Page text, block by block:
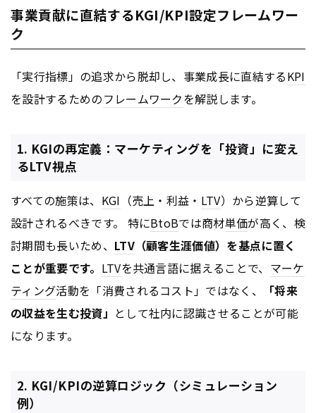
事業貢献に直結するKGI/KPI設定フレームワー
ク
「実行指標」の追求から脱却し、事業成長に直結するKPI
を設計するためのフレームワークを解説します。
1. KGIの再定義：マーケティングを「投資」に変え
るLTV視点
すべての施策は、 KGI （売上・利益・ LTV）から逆算して
設計されるべきです。 特にBtoBでは商材単価が高く、検
討期間も長いため、 LTV（顧客生涯価値） を基点に置く
ことが重要です。 LTVを共通言語に据えることで、 マーケ
ティング活動を「消費されるコスト」ではなく、
「将来
の収益を生む投資」 として社内に認識させることが可能
になります。
2. KGI/KPIの逆算ロジック（シミュレーション
例）